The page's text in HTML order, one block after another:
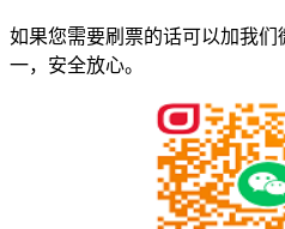
如果您需要刷票的话可以加我
一，安全放心。